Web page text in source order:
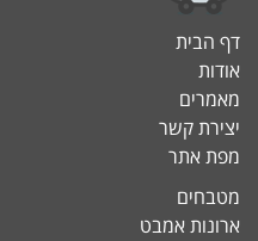
דף הבית
אודות
מאמרים
יצירת קשר
מפת אתר
מטבחים
ארונות אמבט